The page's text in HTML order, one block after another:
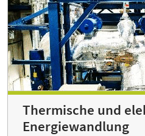
Thermische und
Energie­wandlung